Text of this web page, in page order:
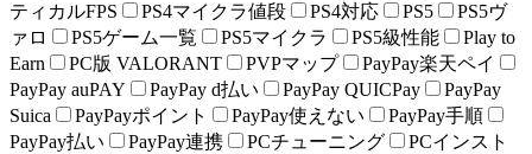
ティカルFPS
PS4マイクラ値段 PS4対応 PS5
PS5ヴ
ァロ
PS5ゲーム一覧 PS5マイクラ PS5級性能
Play to
Earn
PC版 VALORANT PVPマップ
PayPay楽天ペイ
PayPay auPAY
PayPay d払い PayPay QUICPay
PayPay
Suica
PayPayポイント PayPay使えない
PayPay手順
PayPay払い
PayPay連携 PCチューニング
PCインスト